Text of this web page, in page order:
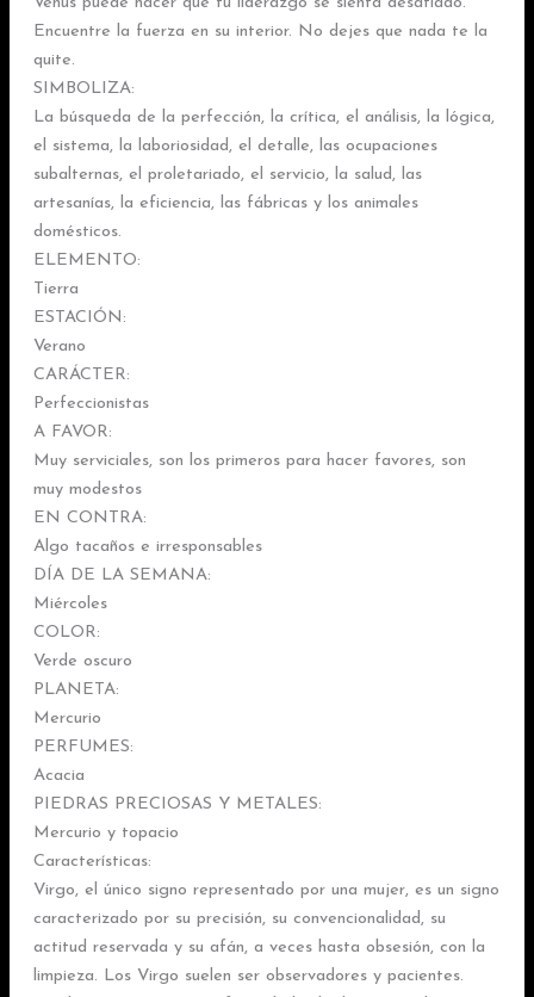
Encuentre la fuerza en su interior. No dejes que nada te la
quite.
SIMBOLIZA:
La búsqueda de la perfección, la crítica, el análisis, la lógica,
el sistema, la laboriosidad, el detalle, las ocupaciones
subalternas, el proletariado, el servicio, la salud, las
artesanías, la eficiencia, las fábricas y los animales
domésticos.
ELEMENTO:
Tierra
ESTACIÓN:
Verano
CARÁCTER:
Perfeccionistas
A FAVOR:
Muy serviciales, son los primeros para hacer favores, son
muy modestos
EN CONTRA:
Algo tacaños e irresponsables
DÍA DE LA SEMANA:
Miércoles
COLOR:
Verde oscuro
PLANETA:
Mercurio
PERFUMES:
Acacia
PIEDRAS PRECIOSAS Y METALES:
Mercurio y topacio
Características:
Virgo, el único signo representado por una mujer, es un signo
caracterizado por su precisión, su convencionalidad, su
actitud reservada y su afán, a veces hasta obsesión, con la
limpieza. Los Virgo suelen ser observadores y pacientes.